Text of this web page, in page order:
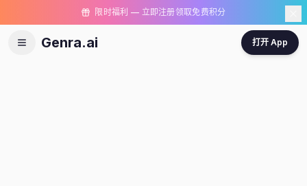
限时福利 — 立即注册领取免费积分
Genra.ai 打开 App